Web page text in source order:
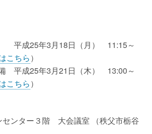
平成25年3月18日（月） 11:15～
こちら）
平成25年3月21日（木） 13:00～
こちら）
センター３階 大会議室 （秩父市栃谷